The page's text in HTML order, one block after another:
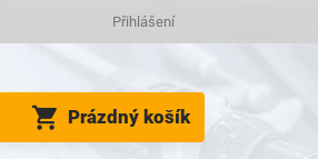
Přihlášení
NÁKUPNÍ
KOŠÍK
Prázdný košík